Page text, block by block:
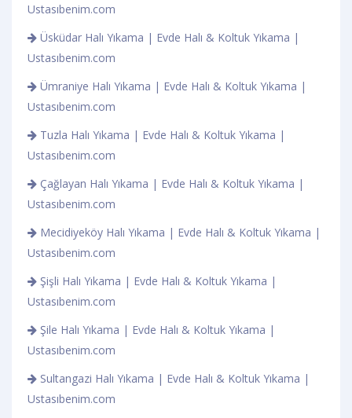
Ustasıbenim.com
Üsküdar Halı Yıkama | Evde Halı & Koltuk Yıkama |
Ustasıbenim.com
Ümraniye Halı Yıkama | Evde Halı & Koltuk Yıkama |
Ustasıbenim.com
Tuzla Halı Yıkama | Evde Halı & Koltuk Yıkama |
Ustasıbenim.com
Çağlayan Halı Yıkama | Evde Halı & Koltuk Yıkama |
Ustasıbenim.com
Mecidiyeköy Halı Yıkama | Evde Halı & Koltuk Yıkama |
Ustasıbenim.com
Şişli Halı Yıkama | Evde Halı & Koltuk Yıkama |
Ustasıbenim.com
Şile Halı Yıkama | Evde Halı & Koltuk Yıkama |
Ustasıbenim.com
Sultangazi Halı Yıkama | Evde Halı & Koltuk Yıkama |
Ustasıbenim.com